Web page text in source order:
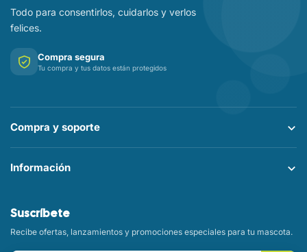
Todo para consentirlos, cuidarlos y verlos
felices.
Compra segura
Tu compra y tus datos están protegidos
Compra y soporte
Información
Suscríbete
Recibe ofertas, lanzamientos y promociones especiales para tu mascota.